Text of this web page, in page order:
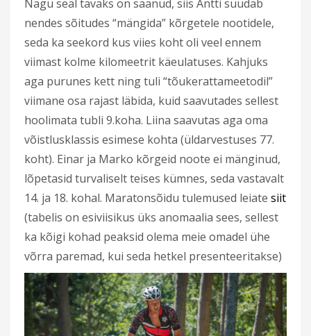
Nagu seal tavaks on saanud, siis Antti suudab
nendes sõitudes “mängida” kõrgetele nootidele,
seda ka seekord kus viies koht oli veel ennem
viimast kolme kilomeetrit käeulatuses. Kahjuks
aga purunes kett ning tuli “tõukerattameetodil”
viimane osa rajast läbida, kuid saavutades sellest
hoolimata tubli 9.koha. Liina saavutas aga oma
võistlusklassis esimese kohta (üldarvestuses 77.
koht). Einar ja Marko kõrgeid noote ei mänginud,
lõpetasid turvaliselt teises kümnes, seda vastavalt
14. ja 18. kohal. Maratonsõidu tulemused leiate siit
(tabelis on esiviisikus üks anomaalia sees, sellest
ka kõigi kohad peaksid olema meie omadel ühe
võrra paremad, kui seda hetkel presenteeritakse)